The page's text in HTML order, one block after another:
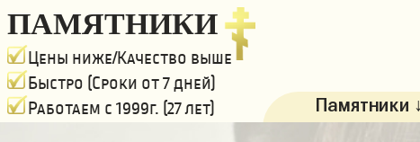
ПАМЯТНИКИ
Цены ниже/Качество выше
Быстро (Сроки от 7 дней)
Работаем с 1999г. (27 лет)
Памятники ↓